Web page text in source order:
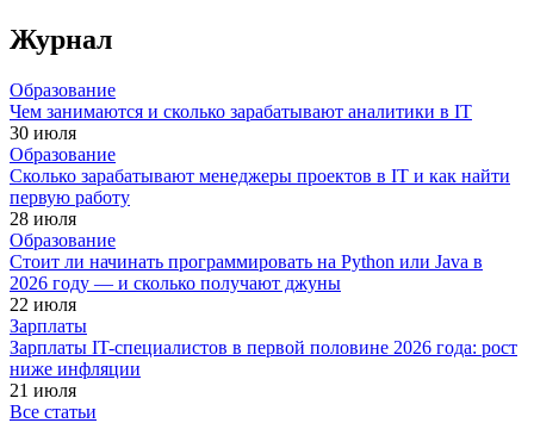
Журнал
Образование
Чем занимаются и сколько зарабатывают аналитики в IT
30 июля
Образование
Сколько зарабатывают менеджеры проектов в IT и как найти
первую работу
28 июля
Образование
Стоит ли начинать программировать на Python или Java в
2026 году — и сколько получают джуны
22 июля
Зарплаты
Зарплаты IT-специалистов в первой половине 2026 года: рост
ниже инфляции
21 июля
Все статьи